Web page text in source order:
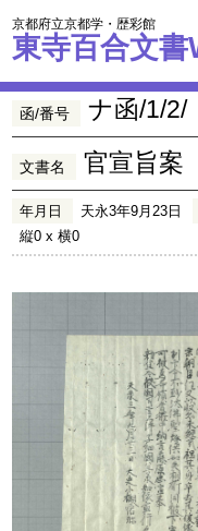
京都府立京都学・歴彩館
東寺百合文書
函/番号 ナ函/1/2/
文書名 官宣旨案
年月日 天永3年9月23日
縦0 x 横0